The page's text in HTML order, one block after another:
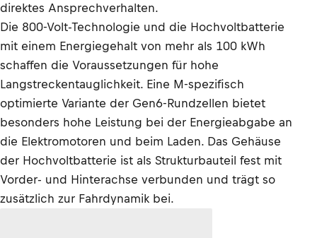
direktes Ansprechverhalten.
Die 800-Volt-Technologie und die Hochvoltbatterie
mit einem Energiegehalt von mehr als 100 kWh
schaffen die Voraussetzungen für hohe
Langstreckentauglichkeit. Eine M-spezifisch
optimierte Variante der Gen6-Rundzellen bietet
besonders hohe Leistung bei der Energieabgabe an
die Elektromotoren und beim Laden. Das Gehäuse
der Hochvoltbatterie ist als Strukturbauteil fest mit
Vorder- und Hinterachse verbunden und trägt so
zusätzlich zur Fahrdynamik bei.